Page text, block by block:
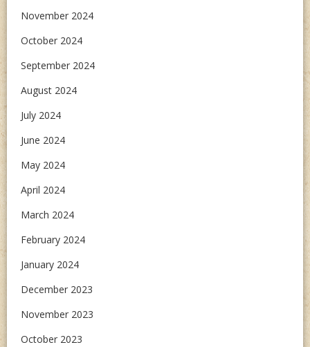
November 2024
October 2024
September 2024
August 2024
July 2024
June 2024
May 2024
April 2024
March 2024
February 2024
January 2024
December 2023
November 2023
October 2023